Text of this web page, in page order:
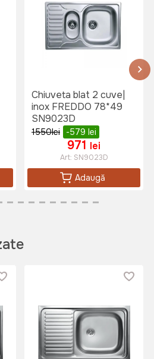
Chiuveta blat 2 cuve|
inox FREDDO 78*49
SN9023D
1550lei -579 lei
971 lei
Art: SN9023D
Adaugă